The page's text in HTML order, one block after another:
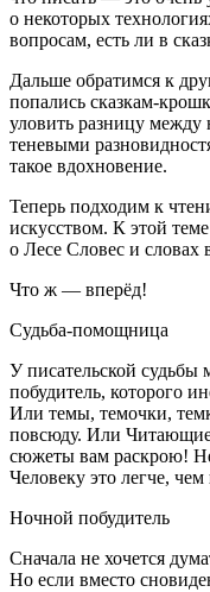
о некоторых
вопросам, есть ли в
Дальше обратимся к
попались сказкам-
уловить разницу между
теневыми
такое вдохновение.
Теперь подходим к
искусством. К этой
о Лесе Словес и
Что ж — вперёд!
Судьба-помощница
У писательской
побудитель, которого
Или темы, темочки,
повсюду. Или
сюжеты вам раскрою!
Человеку это легче, чем
Ночной побудитель
Сначала не хочется
Но если вместо